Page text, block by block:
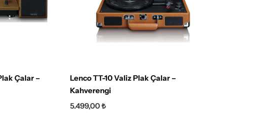
Çalar –
Lenco TT-10 Valiz Plak Çalar –
Kahverengi
5.499,00₺